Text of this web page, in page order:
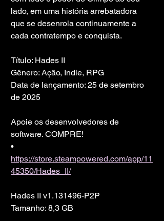
lado, em uma história arrebatadora
que se desenrola continuamente a
cada contratempo e conquista.
Título: Hades II
Gênero: Ação, Indie, RPG
Data de lançamento: 25 de setembro
de 2025
Apoie os desenvolvedores de
software. COMPRE!
•
https://store.steampowered.com/app/11
45350/Hades_II/
Hades II v1.131496-P2P
Tamanho: 8,3 GB